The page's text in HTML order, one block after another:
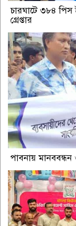
চারঘাটে ৩৮৪
গ্রেপ্তার
পাবনায় মানববন্ধন